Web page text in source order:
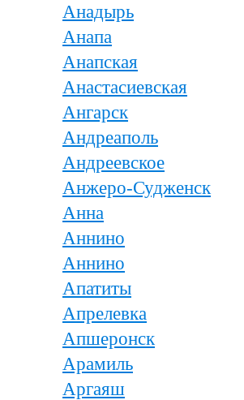
Анадырь
Анапа
Анапская
Анастасиевская
Ангарск
Андреаполь
Андреевское
Анжеро-Судженск
Анна
Аннино
Аннино
Апатиты
Апрелевка
Апшеронск
Арамиль
Аргаяш